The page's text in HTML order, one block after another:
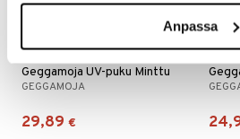
Anpassa
Geggamoja UV-puku Minttu
GEGGAMOJA
29,89 €